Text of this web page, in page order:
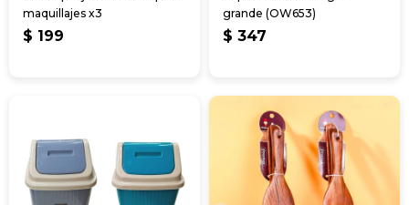
maquillajes x3
$ 199
grande (OW653)
$ 347